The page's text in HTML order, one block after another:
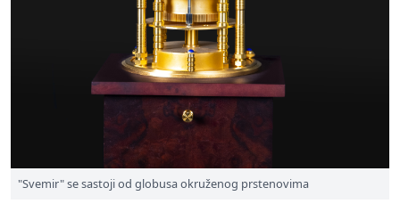
"Svemir" se sastoji od globusa okruženog prstenovima